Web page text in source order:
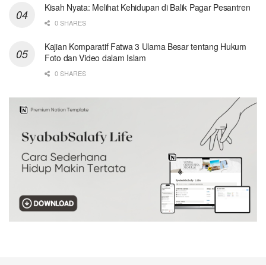
Kisah Nyata: Melihat Kehidupan di Balik Pagar Pesantren
0 SHARES
Kajian Komparatif Fatwa 3 Ulama Besar tentang Hukum
Foto dan Video dalam Islam
0 SHARES